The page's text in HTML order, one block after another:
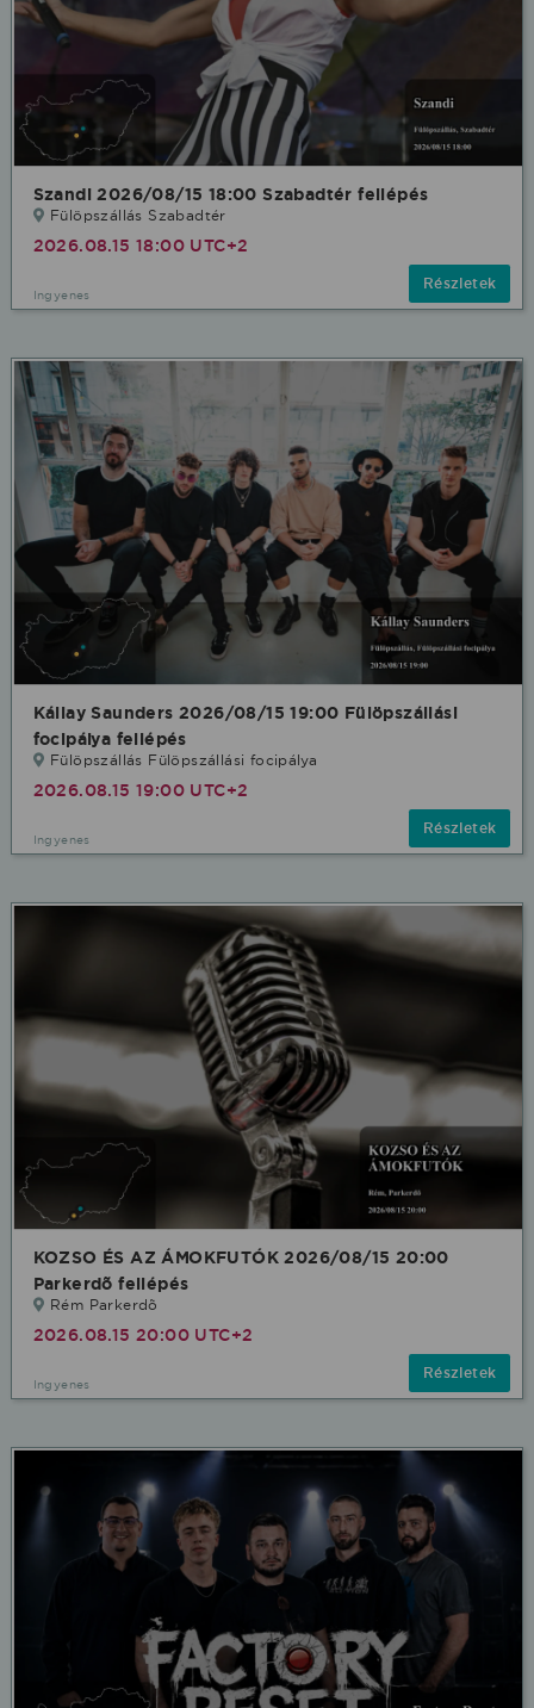
Szandi 2026/08/15 18:00 Szabadtér fellépés
Fülöpszállás Szabadtér
2026.08.15 18:00 UTC+2
Ingyenes
Részletek
Kállay Saunders 2026/08/15 19:00 Fülöpszállási
focipálya fellépés
Fülöpszállás Fülöpszállási focipálya
2026.08.15 19:00 UTC+2
Ingyenes
Részletek
KOZSO ÉS AZ ÁMOKFUTÓK 2026/08/15 20:00
Parkerdõ fellépés
Rém Parkerdõ
2026.08.15 20:00 UTC+2
Ingyenes
Részletek